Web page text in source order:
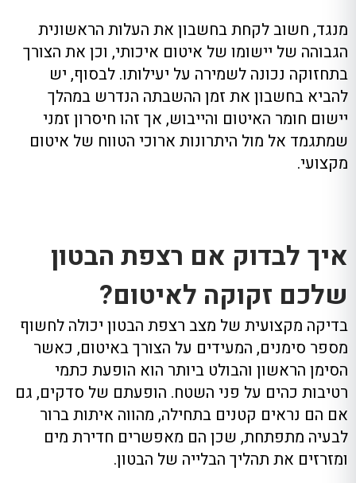
מנגד, חשוב לקחת בחשבון את העלות הראשונית
הגבוהה של יישומו של איטום איכותי, וכן את הצורך
בתחזוקה נכונה לשמירה על יעילותו. לבסוף, יש
להביא בחשבון את זמן ההשבתה הנדרש במהלך
יישום חומר האיטום והייבוש, אך זהו חיסרון זמני
שמתגמד אל מול היתרונות ארוכי הטווח של איטום
מקצועי.
איך לבדוק אם רצפת הבטון
שלכם זקוקה לאיטום?
בדיקה מקצועית של מצב רצפת הבטון יכולה לחשוף
מספר סימנים, המעידים על הצורך באיטום, כאשר
הסימן הראשון והבולט ביותר הוא הופעת כתמי
רטיבות כהים על פני השטח. הופעתם של סדקים, גם
אם הם נראים קטנים בתחילה, מהווה איתות ברור
לבעיה מתפתחת, שכן הם מאפשרים חדירת מים
ומזרזים את תהליך הבלייה של הבטון.